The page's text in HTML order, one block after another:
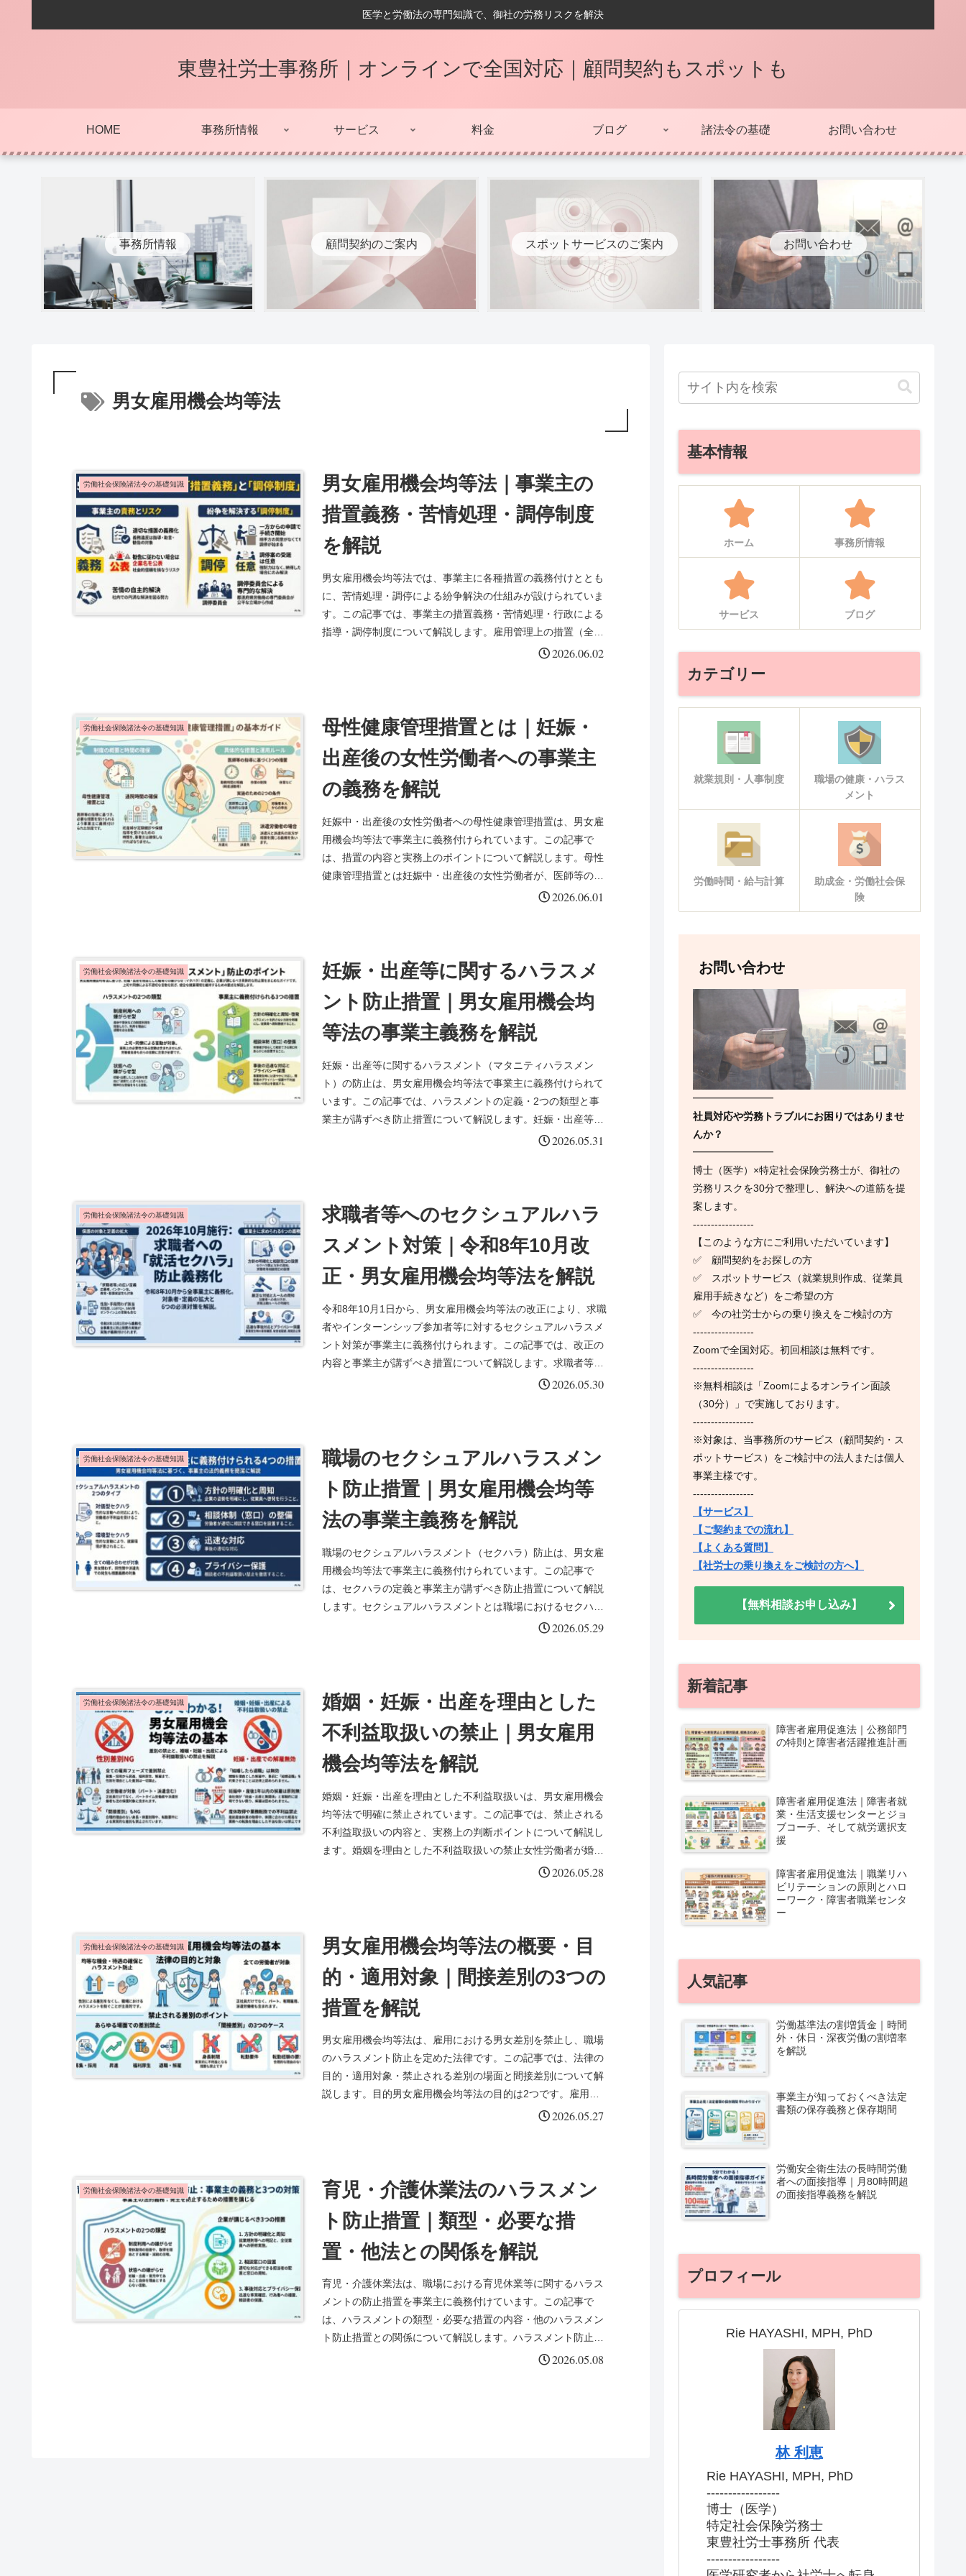
医学と労働法の専門知識で、御社の労務リスクを解決
東豊社労士事務所｜オンラインで全国対応｜顧問契約もスポットも
HOME 事務所情報 サービス 料金 ブログ 諸法令の基礎 お問い合わせ
事務所情報 顧問契約のご案内 スポットサービスのご案内 お問い合わせ
男女雇用機会均等法
労働社会保険諸法令の基礎知識
男女雇用機会均等法｜事業主の
措置義務・苦情処理・調停制度
を解説
男女雇用機会均等法では、事業主に各種措置の義務付けととも
に、苦情処理・調停による紛争解決の仕組みが設けられていま
す。この記事では、事業主の措置義務・苦情処理・行政による
指導・調停制度について解説します。雇用管理上の措置（全
2026.06.02
労働社会保険諸法令の基礎知識
母性健康管理措置とは｜妊娠・
出産後の女性労働者への事業主
の義務を解説
妊娠中・出産後の女性労働者への母性健康管理措置は、男女雇
用機会均等法で事業主に義務付けられています。この記事で
は、措置の内容と実務上のポイントについて解説します。母性
健康管理措置とは妊娠中・出産後の女性労働者が、医師等の指
2026.06.01
労働社会保険諸法令の基礎知識
妊娠・出産等に関するハラスメ
ント防止措置｜男女雇用機会均
等法の事業主義務を解説
妊娠・出産等に関するハラスメント（マタニティハラスメン
ト）の防止は、男女雇用機会均等法で事業主に義務付けられて
います。この記事では、ハラスメントの定義・2つの類型と事
業主が講ずべき防止措置について解説します。妊娠・出産等に
2026.05.31
労働社会保険諸法令の基礎知識
求職者等へのセクシュアルハラ
スメント対策｜令和8年10月改
正・男女雇用機会均等法を解説
令和8年10月1日から、男女雇用機会均等法の改正により、求職
者やインターンシップ参加者等に対するセクシュアルハラスメ
ント対策が事業主に義務付けられます。この記事では、改正の
内容と事業主が講ずべき措置について解説します。求職者等セ
2026.05.30
労働社会保険諸法令の基礎知識
職場のセクシュアルハラスメン
ト防止措置｜男女雇用機会均等
法の事業主義務を解説
職場のセクシュアルハラスメント（セクハラ）防止は、男女雇
用機会均等法で事業主に義務付けられています。この記事で
は、セクハラの定義と事業主が講ずべき防止措置について解説
します。セクシュアルハラスメントとは職場におけるセクハラ
2026.05.29
労働社会保険諸法令の基礎知識
婚姻・妊娠・出産を理由とした
不利益取扱いの禁止｜男女雇用
機会均等法を解説
婚姻・妊娠・出産を理由とした不利益取扱いは、男女雇用機会
均等法で明確に禁止されています。この記事では、禁止される
不利益取扱いの内容と、実務上の判断ポイントについて解説し
ます。婚姻を理由とした不利益取扱いの禁止女性労働者が婚姻
2026.05.28
労働社会保険諸法令の基礎知識
男女雇用機会均等法の概要・目
的・適用対象｜間接差別の3つの
措置を解説
男女雇用機会均等法は、雇用における男女差別を禁止し、職場
のハラスメント防止を定めた法律です。この記事では、法律の
目的・適用対象・禁止される差別の場面と間接差別について解
説します。目的男女雇用機会均等法の目的は2つです。雇用の
2026.05.27
労働社会保険諸法令の基礎知識
育児・介護休業法のハラスメン
ト防止措置｜類型・必要な措
置・他法との関係を解説
育児・介護休業法は、職場における育児休業等に関するハラス
メントの防止措置を事業主に義務付けています。この記事で
は、ハラスメントの類型・必要な措置の内容・他のハラスメン
ト防止措置との関係について解説します。ハラスメント防止措
2026.05.08
基本情報
ホーム 事務所情報
サービス ブログ
カテゴリー
就業規則・人事制度
職場の健康・ハラス
メント
労働時間・給与計算
助成金・労働社会保
険
お問い合わせ
━━━━━━━━
社員対応や労務トラブルにお困りではありませ
んか？
━━━━━━━━
博士（医学）×特定社会保険労務士が、御社の
労務リスクを30分で整理し、解決への道筋を提
案します。
-----------------
【このような方にご利用いただいています】
✅ 顧問契約をお探しの方
✅ スポットサービス（就業規則作成、従業員
雇用手続きなど）をご希望の方
✅ 今の社労士からの乗り換えをご検討の方
-----------------
Zoomで全国対応。初回相談は無料です。
-----------------
※無料相談は「Zoomによるオンライン面談
（30分）」で実施しております。
-----------------
※対象は、当事務所のサービス（顧問契約・ス
ポットサービス）をご検討中の法人または個人
事業主様です。
-----------------
【サービス】
【ご契約までの流れ】
【よくある質問】
【社労士の乗り換えをご検討の方へ】
【無料相談お申し込み】
新着記事
障害者雇用促進法｜公務部門
の特則と障害者活躍推進計画
障害者雇用促進法｜障害者就
業・生活支援センターとジョ
ブコーチ、そして就労選択支
援
障害者雇用促進法｜職業リハ
ビリテーションの原則とハロ
ーワーク・障害者職業センタ
ー
人気記事
労働基準法の割増賃金｜時間
外・休日・深夜労働の割増率
を解説
事業主が知っておくべき法定
書類の保存義務と保存期間
労働安全衛生法の長時間労働
者への面接指導｜月80時間超
の面接指導義務を解説
プロフィール
Rie HAYASHI, MPH, PhD
林 利恵
Rie HAYASHI, MPH, PhD
-----------------
博士（医学）
特定社会保険労務士
東豊社労士事務所 代表
-----------------